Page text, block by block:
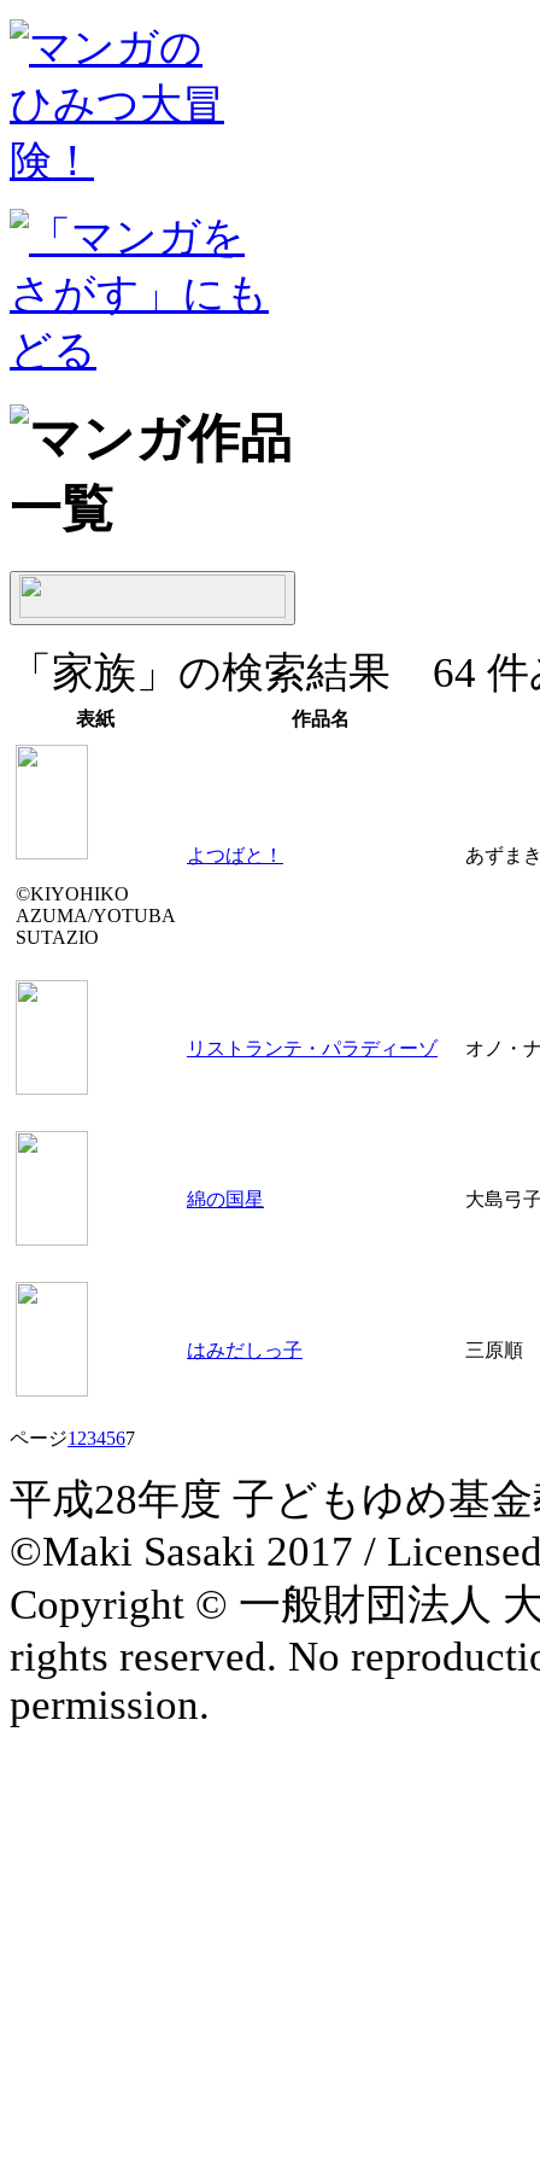
「家族」の検索結果 64
表紙 作品名
©KIYOHIKO
AZUMA/YOTUBA
SUTAZIO
よつばと！ あずま
リストランテ・パラディーゾ オノ・
綿の国星 大島弓
はみだしっ子 三原順
ページ1 234567
平成28年度 子どもゆめ基
©Maki Sasaki 2017 /
Copyright © 一般財団法人
rights reserved. No
permission.